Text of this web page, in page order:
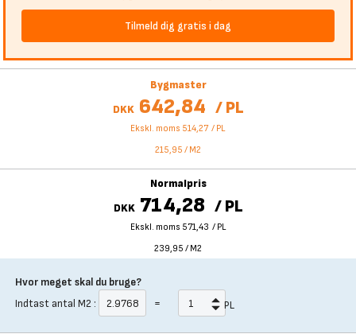
Tilmeld dig gratis i dag
Bygmaster
DKK 642,84 / PL
Ekskl. moms 514,27 / PL
215,95 / M2
Normalpris
DKK 714,28 / PL
Ekskl. moms 571,43 / PL
239,95 / M2
Hvor meget skal du bruge?
Indtast antal M2 : = PL